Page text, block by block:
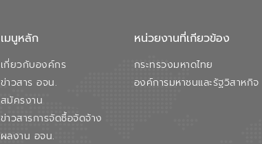
เมนูหลัก
เกี่ยวกับองค์กร
ข่าวสาร อจน.
สมัครงาน
ข่าวสารการจัดซื้อจัดจ้าง
ผลงาน อจน.
หน่วยงานที่เกียวข้อง
กระทรวงมหาดไทย
องค์การมหาชนและรัฐวิสาหกิจ